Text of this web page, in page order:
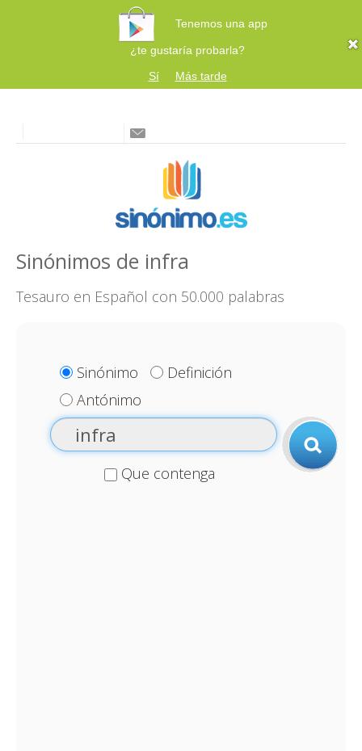
Tenemos una app
¿te gustaría probarla?
Sí
Más tarde
Sinónimos de infra
Tesauro en Español con 50.000 palabras
Sinónimo
Definición
Antónimo
Que contenga